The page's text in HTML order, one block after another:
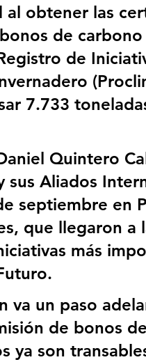
obtener las
de
de
7.733
Quintero
Aliados
septiembre en
que llegaron a
más
va un paso
de bonos
ya son